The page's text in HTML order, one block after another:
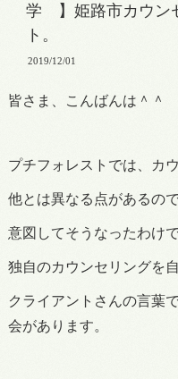
学 】姫路市カウン
ト。
2019/12/01
皆さま、こんばんは＾＾
プチフォレストでは、カ
他とは異なる点があるので
意図してそうなったわけで
独自のカウンセリングを
クライアントさんの言葉
会があります。